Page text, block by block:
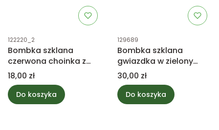
Kod produktu
122220_2
Bombka szklana
czerwona choinka z
brokatem
Cena
18,00 zł
Do koszyka
Kod produktu
129689
Bombka szklana
gwiazdka w zielony
wzór 11,8cm
Cena
30,00 zł
Do koszyka